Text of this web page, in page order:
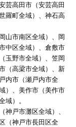
芸高田市（安芸高田
羅町全域）、神石高
山市南区全域）、岡
中区全域）、倉敷市
玉野市全域）、笠岡
（高梁市全域）、新
内市（瀬戸内市全
）、美作市（美作市
域）。
神戸市灘区全域）、
（神戸市長田区全